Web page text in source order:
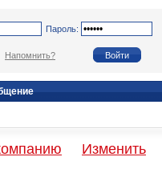
Пароль:
Напомнить?
Изменить